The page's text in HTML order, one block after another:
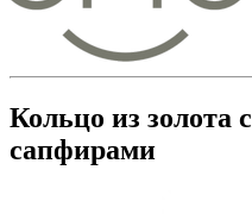
Кольцо из золота
сапфирами